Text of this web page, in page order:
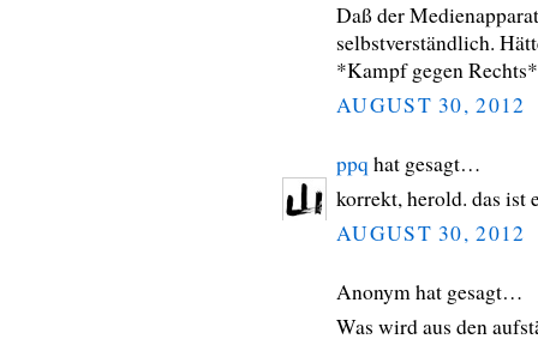
Daß der
selbstverständlich.
*Kampf gegen
AUGUST 30, 2012
ppq hat gesagt…
korrekt, herold. das ist
AUGUST 30, 2012
Anonym hat gesagt…
Was wird aus den